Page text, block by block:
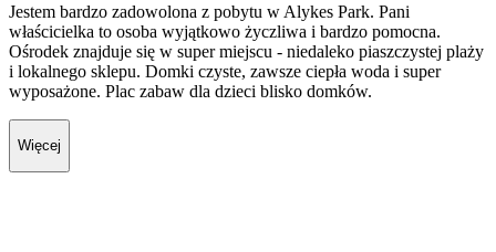
Jestem bardzo zadowolona z pobytu w Alykes Park. Pani
właścicielka to osoba wyjątkowo życzliwa i bardzo pomocna.
Ośrodek znajduje się w super miejscu - niedaleko piaszczystej plaży
i lokalnego sklepu. Domki czyste, zawsze ciepła woda i super
wyposażone. Plac zabaw dla dzieci blisko domków.
Więcej